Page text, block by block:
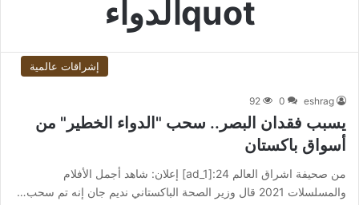
quotالدواء
إشراقات عالمية
eshrag
0
92
يسبب فقدان البصر.. سحب "الدواء الخطير" من
أسواق باكستان
من صحيفة اشراق العالم 24:[ad_1] إعلان: شاهد أجمل الأفلام
والمسلسلات 2021 قال وزير الصحة الباكستاني نديم جان إنه تم سحب…